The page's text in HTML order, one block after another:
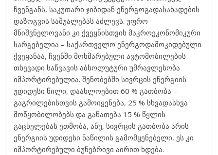
ჩვენგანს, საკუთარი ჯიბიდან ენერგოგადასახადების
დაზოგვის საშუალებას აძლევს. უფრო
მნიშვნელოვანი კი ქვეყნისთვის მაკროეკონომიკური
სარგებელია – საქართველო ენერგოდამოკიდებული
ქვეყანაა, ჩვენში მოხმარებული ავტომობილების
თხევადი საწვავის აბსოლუტური უმრავლესობა
იმპორტირებულია. შენობებში სივრცის ენერგიის
უდიდესი წილი, დაახლოებით 60 % გათბობა –
გაგრილებისთვის გამოიყენება, 25 % სხვადასხვა
მოწყობილობებს და განათება 15 % წყლის
გაცხელებას ეთმობა, ანუ, სივრცის გათბობა არის
ენერგიის უდიდესი ნაწილის გამომყენებელი, ეს კი
იმპორტირებული ბუნებრივი აირით ხდება.